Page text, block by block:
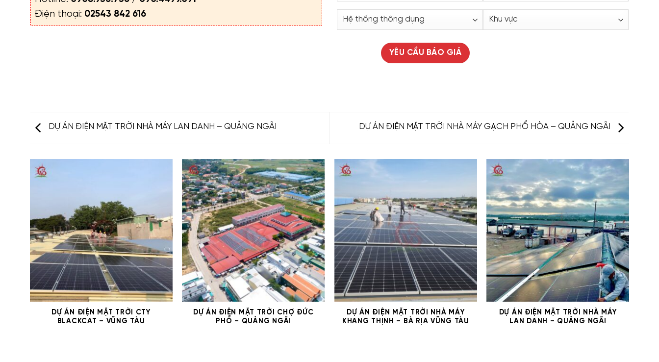
Điện thoại: 02543 842 616
DỰ ÁN ĐIỆN MẶT TRỜI NHÀ MÁY LAN DANH – QUẢNG NGÃI DỰ ÁN ĐIỆN MẶT TRỜI NHÀ MÁY GẠCH PHỔ HÒA – QUẢNG NGÃI
DỰ ÁN ĐIỆN MẶT TRỜI CTY
BLACKCAT – VŨNG TÀU
DỰ ÁN ĐIỆN MẶT TRỜI CHỢ ĐỨC
PHỔ – QUẢNG NGÃI
DỰ ÁN ĐIỆN MẶT TRỜI NHÀ MÁY
KHANG THỊNH – BÀ RỊA VŨNG TÀU
DỰ ÁN ĐIỆN MẶT TRỜI NHÀ MÁY
LAN DANH – QUẢNG NGÃI